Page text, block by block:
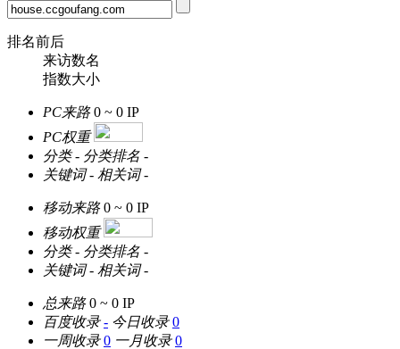
排名前后
来访数名
指数大小
PC来路 0 ~ 0 IP
PC权重
分类 - 分类排名 -
关键词 - 相关词 -
移动来路 0 ~ 0 IP
移动权重
分类 - 分类排名 -
关键词 - 相关词 -
总来路 0 ~ 0 IP
百度收录 - 今日收录 0
一周收录 0 一月收录 0